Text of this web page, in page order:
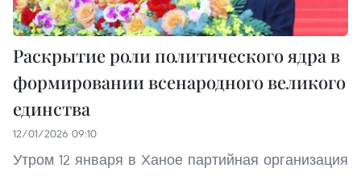
Раскрытие роли политического ядра в
формировании всенародного великого
единства
12/01/2026 09:10
Утром 12 января в Ханое партийная организация